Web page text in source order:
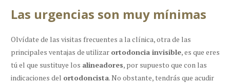
Las urgencias son muy mínimas
Olvídate de las visitas frecuentes a la clínica, otra de las
principales ventajas de utilizar ortodoncia invisible, es que eres
tú el que sustituye los alineadores, por supuesto que con las
indicaciones del ortodoncista. No obstante, tendrás que acudir